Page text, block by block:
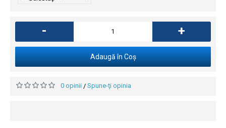
- +
Adaugă în Coş
0 opinii / Spune-ţi opinia